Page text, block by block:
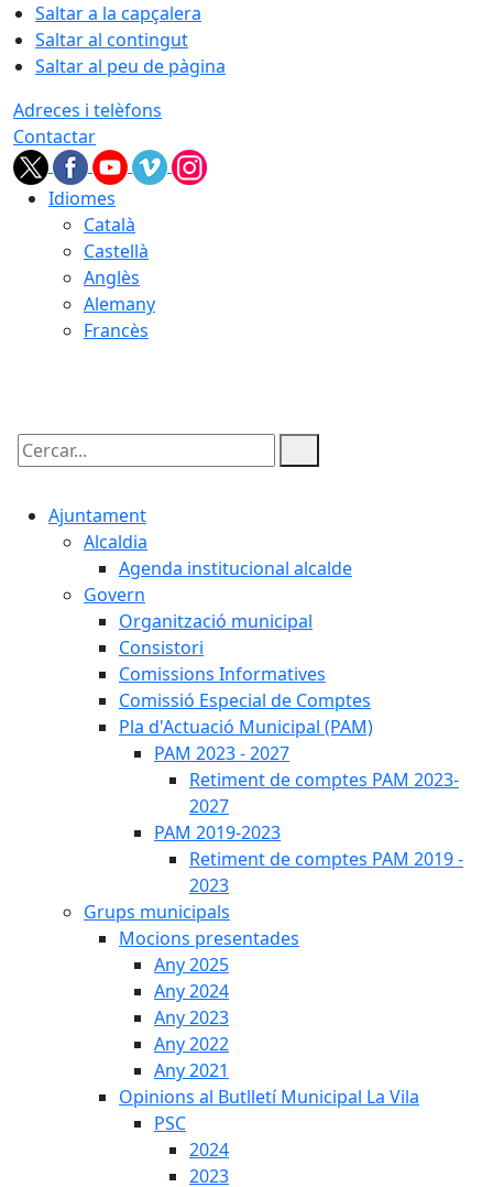
Saltar a la capçalera
Saltar al contingut
Saltar al peu de pàgina
Adreces i telèfons
Contactar
Idiomes
Català
Castellà
Anglès
Alemany
Francès
Cercar:
Ajuntament
Alcaldia
Agenda institucional alcalde
Govern
Organització municipal
Consistori
Comissions Informatives
Comissió Especial de Comptes
Pla d'Actuació Municipal (PAM)
PAM 2023 - 2027
Retiment de comptes PAM 2023-
2027
PAM 2019-2023
Retiment de comptes PAM 2019 -
2023
Grups municipals
Mocions presentades
Any 2025
Any 2024
Any 2023
Any 2022
Any 2021
Opinions al Butlletí Municipal La Vila
PSC
2024
2023